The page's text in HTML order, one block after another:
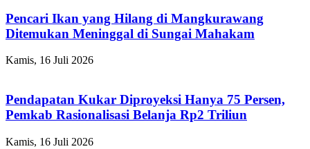
Pencari Ikan yang Hilang di Mangkurawang
Ditemukan Meninggal di Sungai Mahakam
Kamis, 16 Juli 2026
Pendapatan Kukar Diproyeksi Hanya 75 Persen,
Pemkab Rasionalisasi Belanja Rp2 Triliun
Kamis, 16 Juli 2026